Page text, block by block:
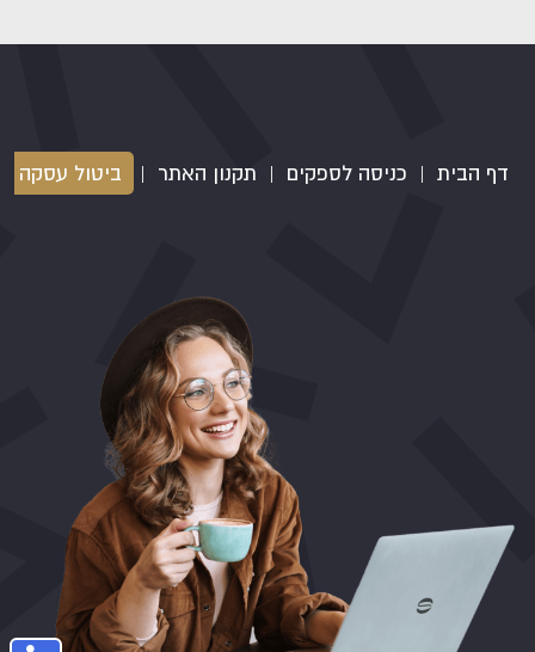
דף הבית | כניסה לספקים | תקנון האתר | ביטול עסקה